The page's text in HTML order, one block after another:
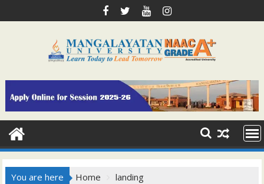
You are here Home landing